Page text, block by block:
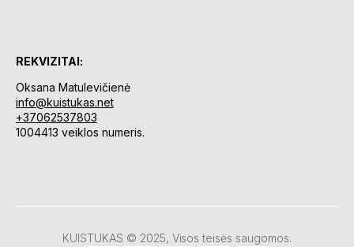
REKVIZITAI:
Oksana Matulevičienė
info@kuistukas.net
+37062537803
1004413 veiklos numeris.
KUISTUKAS © 2025, Visos teisės saugomos.